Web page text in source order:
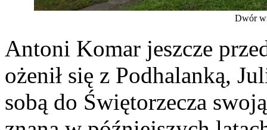
Dwór
Antoni Komar jeszcze
ożenił się z Podhalanką,
sobą do Świętorzecza